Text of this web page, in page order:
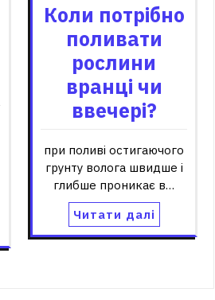
Коли потрібно
поливати
рослини
вранці чи
ввечері?
при поливі остигаючого
грунту волога швидше і
глибше проникає в…
Читати далі